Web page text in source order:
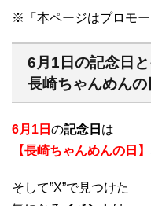
※「本ページはプロモー
6月1日の記念日
長崎ちゃんめん
6月1日 の記念日 は
【長崎ちゃんめんの日】
そして”X”で見つけた